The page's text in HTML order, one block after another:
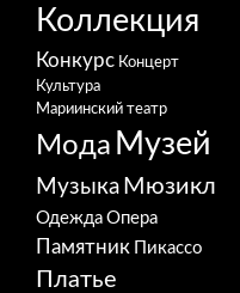
Коллекция
Конкурс Концерт
Культура
Мариинский театр
Мода Музей
Музыка Мюзикл
Одежда Опера
Памятник Пикассо
Платье